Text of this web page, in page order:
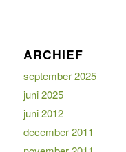
ARCHIEF
september 2025
juni 2025
juni 2012
december 2011